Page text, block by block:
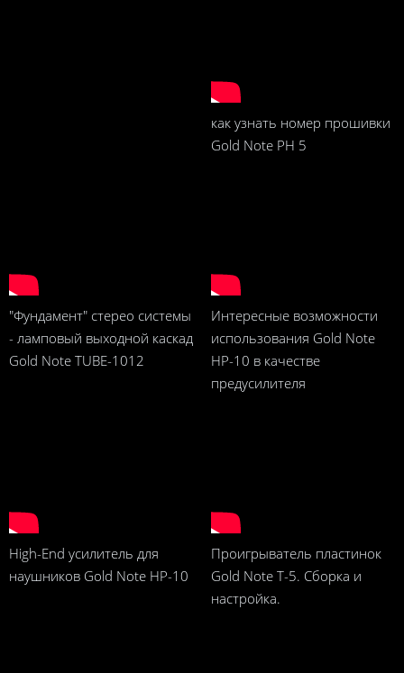
как узнать номер прошивки
Gold Note PH 5
"Фундамент" стерео системы
- ламповый выходной каскад
Gold Note TUBE-1012
Интересные возможности
использования Gold Note
HP-10 в качестве
предусилителя
High-End усилитель для
наушников Gold Note HP-10
Проигрыватель пластинок
Gold Note T-5. Сборка и
настройка.